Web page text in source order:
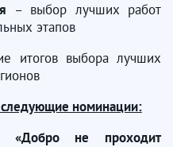
– выбор лучших работ
этапов
итогов выбора лучших
номинации:
«Добро не проходит